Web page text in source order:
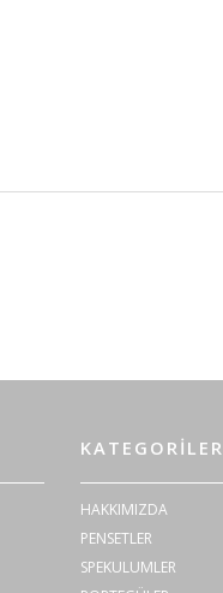
KATEGORILER
HAKKIMIZDA
PENSETLER
SPEKULUMLER